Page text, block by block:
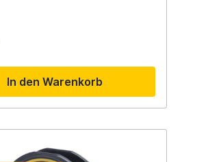
In den Warenkorb